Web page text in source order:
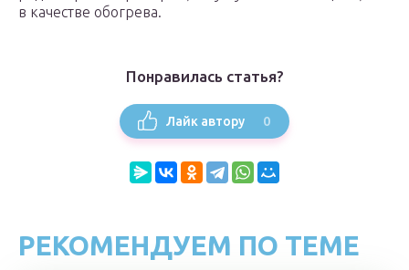
в качестве обогрева.
Понравилась статья?
Лайк автору 0
РЕКОМЕНДУЕМ ПО ТЕМЕ